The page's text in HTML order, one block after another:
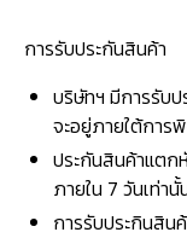
การรับประกันสินค้า
บริษัทฯ มีการรับ
จะอยู่ภายใต้กา
ประกันสินค้าแต
ภายใน 7 วันเท่านั้
การรับประกินสิน